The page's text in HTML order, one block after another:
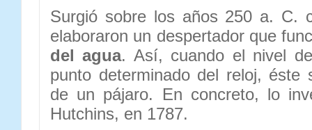
Surgió sobre los años 250 a. C.
elaboraron un despertador que
del agua. Así, cuando el nivel
punto determinado del reloj, éste
de un pájaro. En concreto, lo
Hutchins, en 1787.